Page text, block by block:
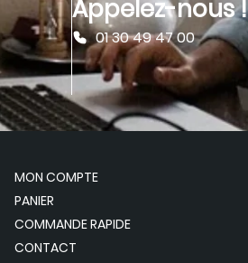
Appelez-nous !
01 30 49 47 00
MON COMPTE
PANIER
COMMANDE RAPIDE
CONTACT